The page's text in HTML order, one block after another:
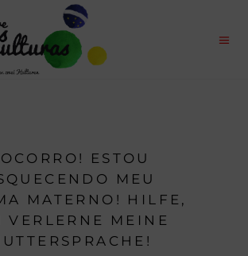
ESTOU
MEU
MATERNO! HILFE,
VERLERNE MEINE